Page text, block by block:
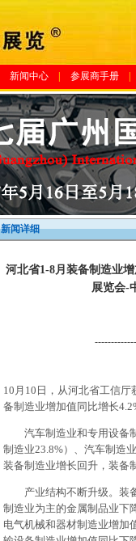
新闻中心 参展商手册|
新闻详细
河北省1-8月装备制造业
展览会-
10月10日，从河北省工信
备制造业增加值同比增长
汽车制造业和专用设备制
制造业23.8%）、汽车制造
装备制造业增长回升，装备
产业结构不断升级。装备
制造业为主的金属制品业下
电气机械和器材制造业增加